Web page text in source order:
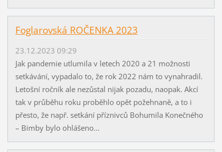
Foglarovská ROČENKA 2023
23.12.2023 09:29
Jak pandemie utlumila v letech 2020 a 21 možnosti
setkávání, vypadalo to, že rok 2022 nám to vynahradil.
Letošní ročník ale nezůstal nijak pozadu, naopak. Akcí
tak v průběhu roku proběhlo opět požehnaně, a to i
přesto, že např. setkání příznivců Bohumila Konečného
– Bimby bylo ohlášeno...